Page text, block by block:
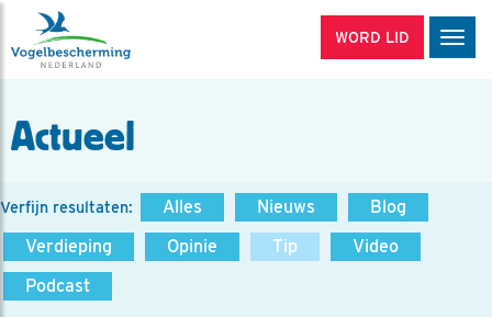
WORD LID
Actueel
Verfijn resultaten: Alles Nieuws
Blog
Verdieping
Opinie Tip
Video
Podcast